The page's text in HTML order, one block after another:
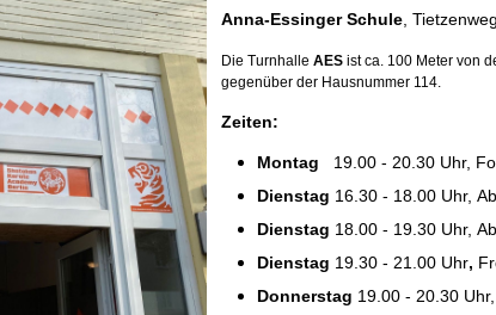
Anna-Essinger Schule ,
Die Turnhalle AES ist ca. 100 Meter von
gegenüber der Hausnummer 114.
Zeiten:
Montag 19.00 - 20.30 Uhr,
Dienstag 16.30 - 18.00 Uhr,
Dienstag 18.00 - 19.30 Uhr,
Dienstag 19.30 - 21.00 Uhr,
Donnerstag 19.00 - 20.30